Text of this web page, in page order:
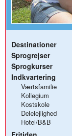
Destinationer
Sprogrejser
Sprogkurser
Indkvartering
Værtsfamilie
Kollegium
Kostskole
Delelejlighed
Hotel/B&B